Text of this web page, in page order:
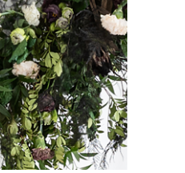
totaal meer dan